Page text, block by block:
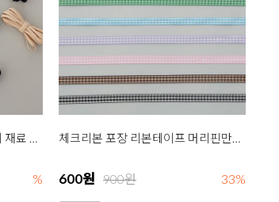
마스크끈 마스크스트랩만들기 재료 소프트롱밴드 3마 9종
%
체크리본 포장 리본테이프 머리핀만들기 10mm 9종
600원 900원 33%